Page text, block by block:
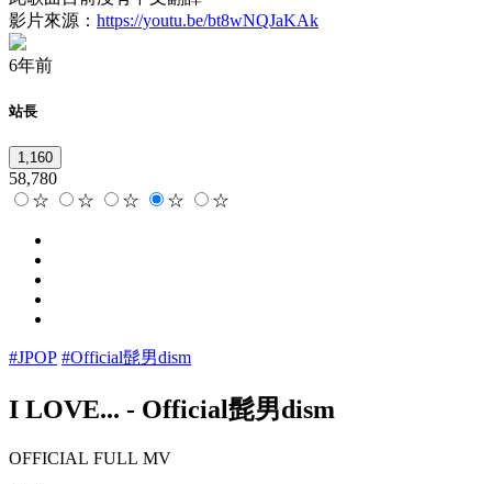
影片來源： https://youtu.be/bt8wNQJaKAk
6年前
站長
1,160
58,780
☆
☆ ☆ ☆ ☆
#JPOP #Official髭男dism
I LOVE... - Official髭男dism
OFFICIAL FULL MV